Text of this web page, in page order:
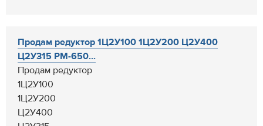
Продам редуктор 1Ц2У100 1Ц2У200 Ц2У400
Ц2У315 РМ-650...
Продам редуктор
1Ц2У100
1Ц2У200
Ц2У400